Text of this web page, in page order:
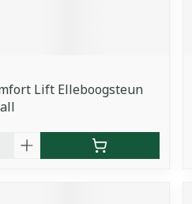
Lift Elleboogsteun